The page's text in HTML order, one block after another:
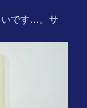
いです…。サ